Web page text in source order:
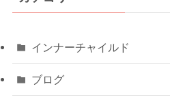
インナーチャイルド
ブログ